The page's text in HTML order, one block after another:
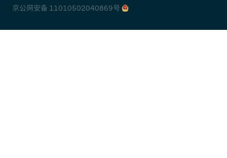
京公网安备 11010502040869号